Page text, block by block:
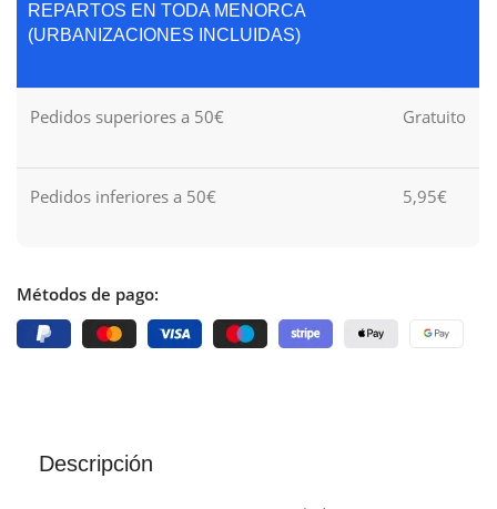
REPARTOS EN TODA MENORCA
(URBANIZACIONES INCLUIDAS)
Pedidos superiores a 50€ Gratuito
Pedidos inferiores a 50€ 5,95€
Métodos de pago:
Descripción